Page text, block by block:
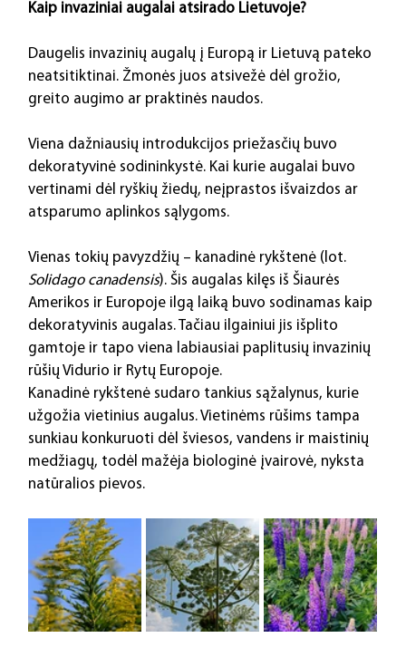
Kaip invaziniai augalai atsirado Lietuvoje?
Daugelis invazinių augalų į Europą ir Lietuvą pateko
neatsitiktinai. Žmonės juos atsivežė dėl grožio,
greito augimo ar praktinės naudos.
Viena dažniausių introdukcijos priežasčių buvo
dekoratyvinė sodininkystė. Kai kurie augalai buvo
vertinami dėl ryškių žiedų, neįprastos išvaizdos ar
atsparumo aplinkos sąlygoms.
Vienas tokių pavyzdžių – kanadinė rykštenė (lot.
Solidago canadensis). Šis augalas kilęs iš Šiaurės
Amerikos ir Europoje ilgą laiką buvo sodinamas kaip
dekoratyvinis augalas. Tačiau ilgainiui jis išplito
gamtoje ir tapo viena labiausiai paplitusių invazinių
rūšių Vidurio ir Rytų Europoje.
Kanadinė rykštenė sudaro tankius sąžalynus, kurie
užgožia vietinius augalus. Vietinėms rūšims tampa
sunkiau konkuruoti dėl šviesos, vandens ir maistinių
medžiagų, todėl mažėja biologinė įvairovė, nyksta
natūralios pievos.